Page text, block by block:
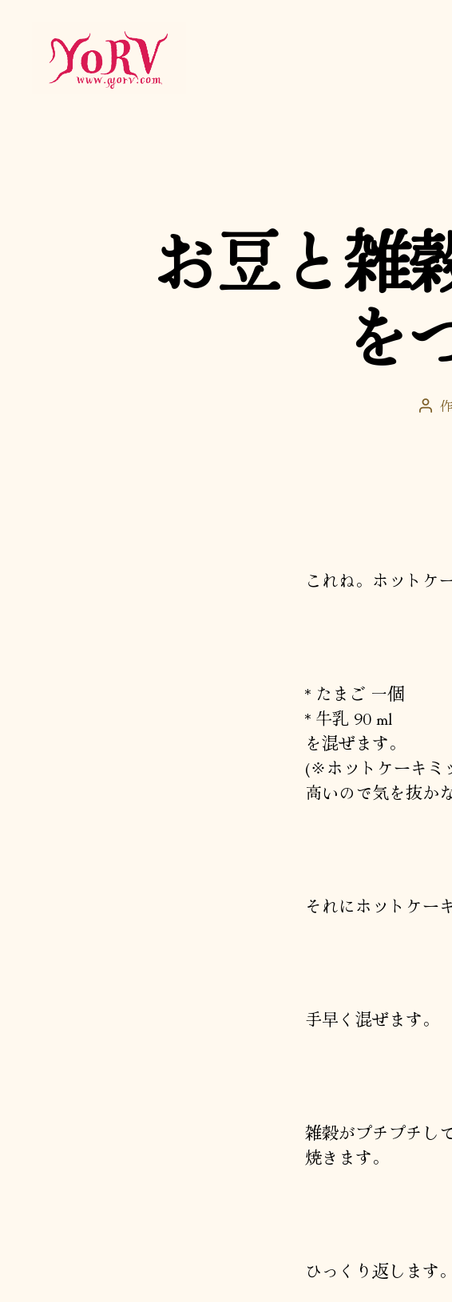
お豆と雑
を
投
これね。ホットケ
* たまご 一個
* 牛乳 90 ml
を混ぜます。
(※ホットケーキミ
高いので気を抜か
それにホットケー
手早く混ぜます。
雑穀がプチプチし
焼きます。
ひっくり返します